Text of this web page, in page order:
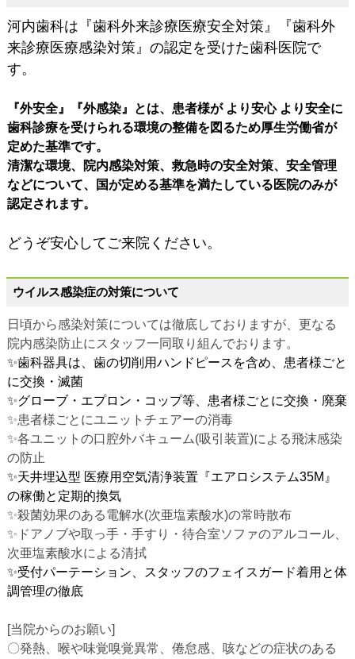
河内歯科は『歯科外来診療医療安全対策』『歯科外
来診療医療感染対策』の認定を受けた歯科医院で
す。
『外安全』『外感染』とは、患者様が より安心 より安全に
歯科診療を受けられる環境の整備を図るため厚生労働省が
定めた基準です。
清潔な環境、院内感染対策、救急時の安全対策、安全管理
などについて、国が定める基準を満たしている医院のみが
認定されます。
どうぞ安心してご来院ください。
ウイルス感染症の対策について
日頃から感染対策については徹底しておりますが、更なる
院内感染防止にスタッフ一同取り組んでおります。
✨歯科器具は、歯の切削用ハンドピースを含め、患者様ごと
に交換・滅菌
✨グローブ・エプロン・コップ等、患者様ごとに交換・廃棄
✨患者様ごとにユニットチェアーの消毒
✨各ユニットの口腔外バキューム(吸引装置)による飛沫感染
の防止
✨天井埋込型 医療用空気清浄装置『エアロシステム35M』
の稼働と定期的換気
✨殺菌効果のある電解水(次亜塩素酸水)の常時散布
✨ドアノブや取っ手・手すり・待合室ソファのアルコール、
次亜塩素酸水による清拭
✨受付パーテーション、スタッフのフェイスガード着用と体
調管理の徹底
[当院からのお願い]
〇発熱、喉や味覚嗅覚異常、倦怠感、咳などの症状のある